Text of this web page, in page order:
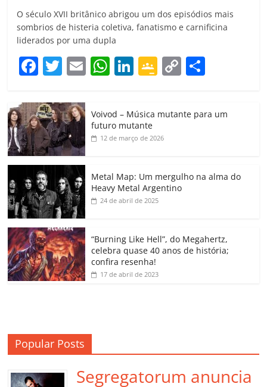
O século XVII britânico abrigou um dos episódios mais
sombrios de histeria coletiva, fanatismo e carnificina
liderados por uma dupla
F
c
e
b
o
o
k
T
itt
er
E
ai
W
at
s
A
p
Li
k
e
dI
G
gl
e
a
ss
o
m
C
y
k
p
h
Voivod – Música mutante para um
futuro mutante
12 de março de 2026
Metal Map: Um mergulho na alma do
Heavy Metal Argentino
24 de abril de 2025
“Burning Like Hell”, do Megahertz,
celebra quase 40 anos de história;
confira resenha!
17 de abril de 2023
Popular Posts
Segregatorum anuncia